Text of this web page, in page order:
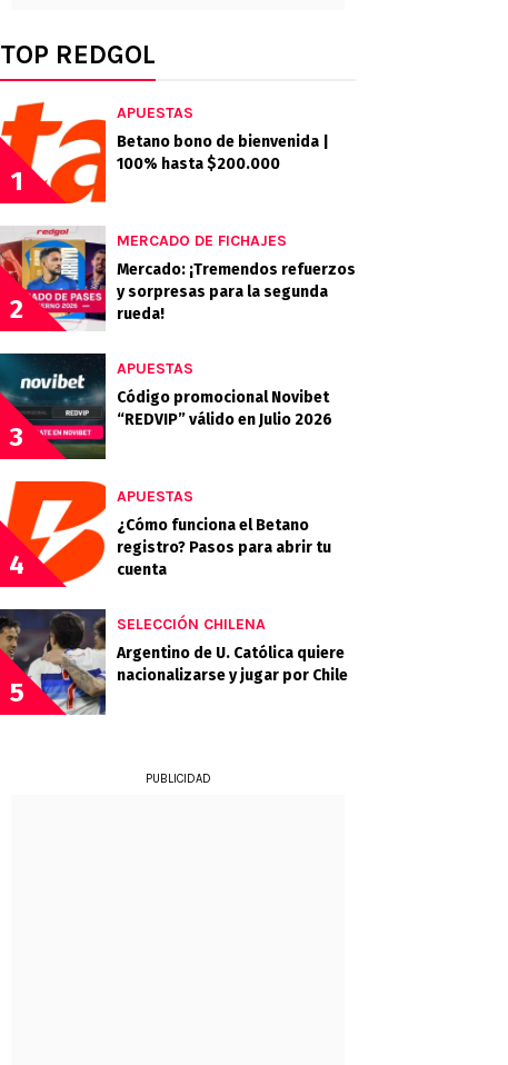
TOP REDGOL
1
APUESTAS
Betano bono de bienvenida |
100% hasta $200.000
2
MERCADO DE FICHAJES
Mercado: ¡Tremendos refuerzos
y sorpresas para la segunda
rueda!
3
APUESTAS
Código promocional Novibet
“REDVIP” válido en Julio 2026
4
APUESTAS
¿Cómo funciona el Betano
registro? Pasos para abrir tu
cuenta
5
SELECCIÓN CHILENA
Argentino de U. Católica quiere
nacionalizarse y jugar por Chile
PUBLICIDAD